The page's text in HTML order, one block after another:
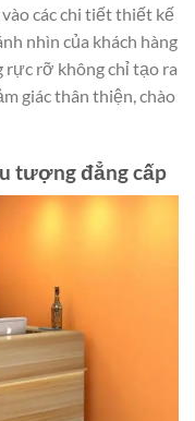
các chi tiết thiết kế
nhìn của khách hàng
rực rỡ không chỉ tạo ra
giác thân thiện, chào
tượng đẳng cấp